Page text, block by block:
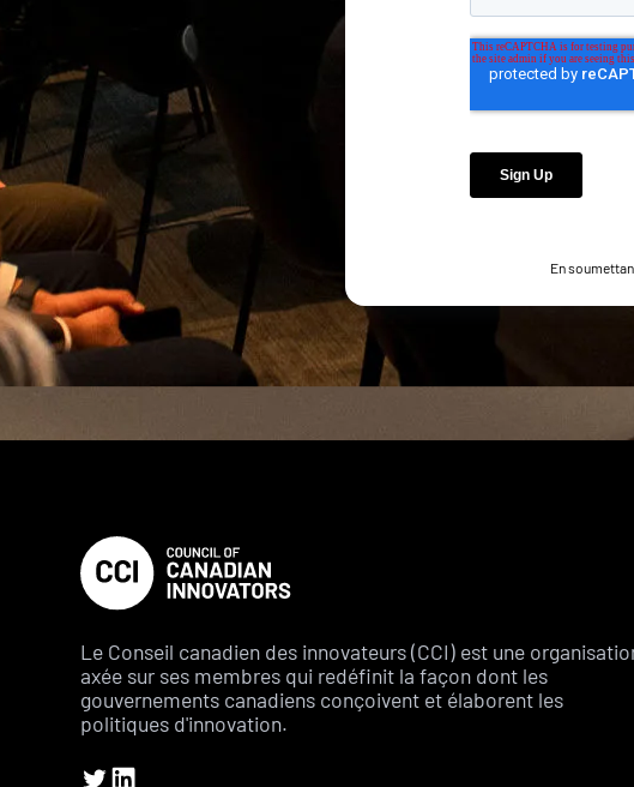
En
Le Conseil canadien des innovateurs (CCI) est une
axée sur ses membres qui redéfinit la façon dont les
gouvernements canadiens conçoivent et élaborent les
politiques d'innovation.